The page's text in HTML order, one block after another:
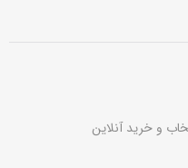
و خرید آنلاین